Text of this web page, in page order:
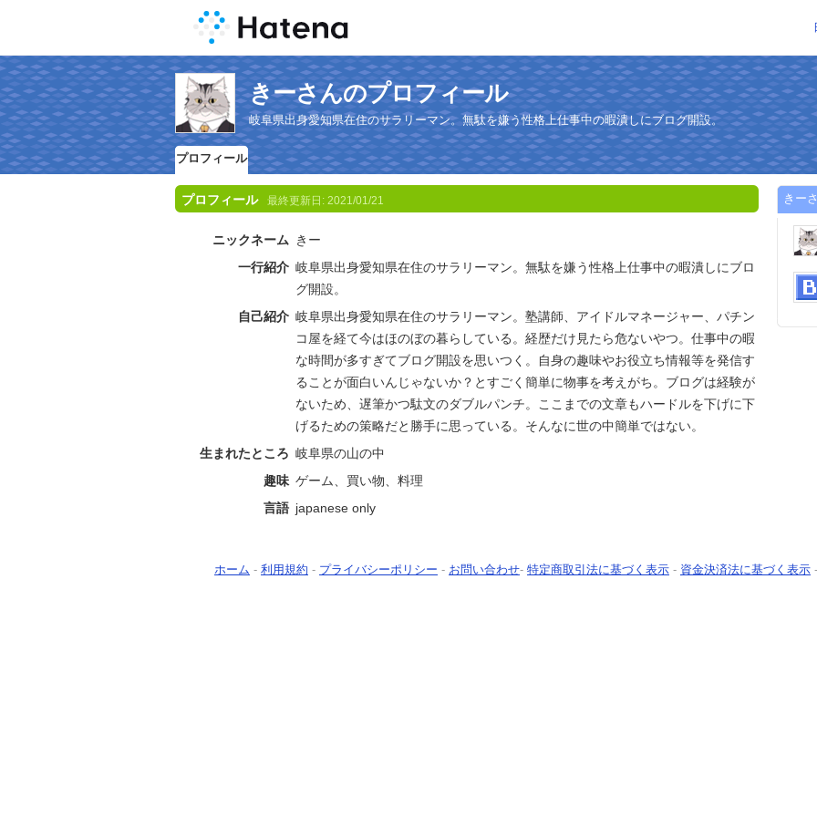
きーさんのプロフィール
岐阜県出身愛知県在住のサラリーマン。無駄を嫌う性格上仕事中の暇潰しにブログ開設。
プロフィール
プロフィール 最終更新日: 2021/01/21
ニックネーム きー
一行紹介 岐阜県出身愛知県在住のサラリーマン。無駄を嫌う性格上仕事中の暇潰しにブロ
グ開設。
自己紹介 岐阜県出身愛知県在住のサラリーマン。塾講師、アイドルマネージャー、パチン
コ屋を経て今はほのぼの暮らしている。経歴だけ見たら危ないやつ。仕事中の暇
な時間が多すぎてブログ開設を思いつく。自身の趣味やお役立ち情報等を発信す
ることが面白いんじゃないか？とすごく簡単に物事を考えがち。ブログは経験が
ないため、遅筆かつ駄文のダブルパンチ。ここまでの文章もハードルを下げに下
げるための策略だと勝手に思っている。そんなに世の中簡単ではない。
生まれたところ 岐阜県の山の中
趣味 ゲーム、買い物、料理
言語 japanese only
きー
ホーム - 利用規約 - プライバシーポリシー - お問い合わせ- 特定商取引法に基づく表示 - 資金決済法に基づく表示 -